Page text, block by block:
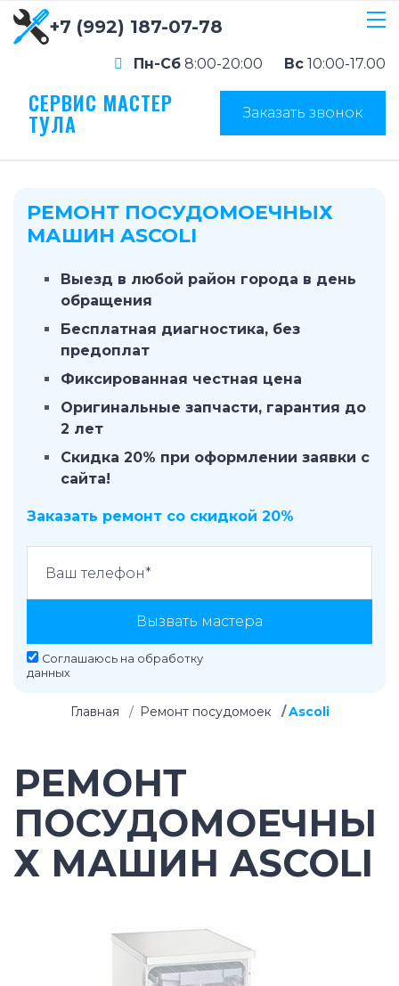
+7 (992) 187-07-78
Пн-Сб 8:00-20:00 Вс 10:00-17.00
СЕРВИС МАСТЕР
ТУЛА Заказать звонок
РЕМОНТ ПОСУДОМОЕЧНЫХ
МАШИН ASCOLI
Выезд в любой район города в день
обращения
Бесплатная диагностика, без
предоплат
Фиксированная честная цена
Оригинальные запчасти, гарантия до
2 лет
Скидка 20% при оформлении заявки с
сайта!
Заказать ремонт со скидкой 20%
Вызвать мастера
Соглашаюсь на обработку
данных
Главная Ремонт посудомоек Ascoli
РЕМОНТ
ПОСУДОМОЕЧНЫ
Х МАШИН ASCOLI